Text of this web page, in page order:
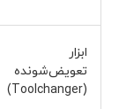
ابزار
تعویض‌شونده
(Toolchanger)